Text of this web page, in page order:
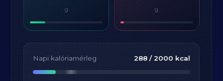
g g
Napi kalóriamérleg 288/ 2000 kcal